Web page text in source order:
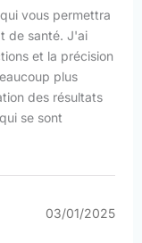
vous permettra
de santé. J'ai
et la précision
plus
des résultats
se sont
03/01/2025